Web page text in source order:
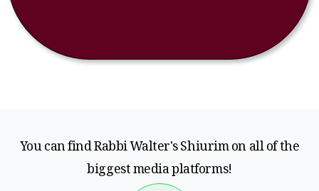
You can find Rabbi Walter's Shiurim on all of the
biggest media platforms!